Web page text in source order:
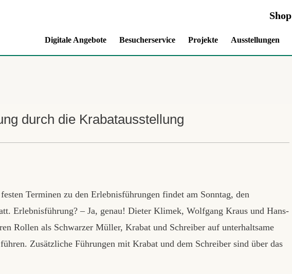
Shop
Digitale Angebote Besucherservice Projekte Ausstellungen
durch die Krabatausstellung
Terminen zu den Erlebnisführungen findet am Sonntag, den
Erlebnisführung? – Ja, genau! Dieter Klimek, Wolfgang Kraus und Hans-
Rollen als Schwarzer Müller, Krabat und Schreiber auf unterhaltsame
Zusätzliche Führungen mit Krabat und dem Schreiber sind über das